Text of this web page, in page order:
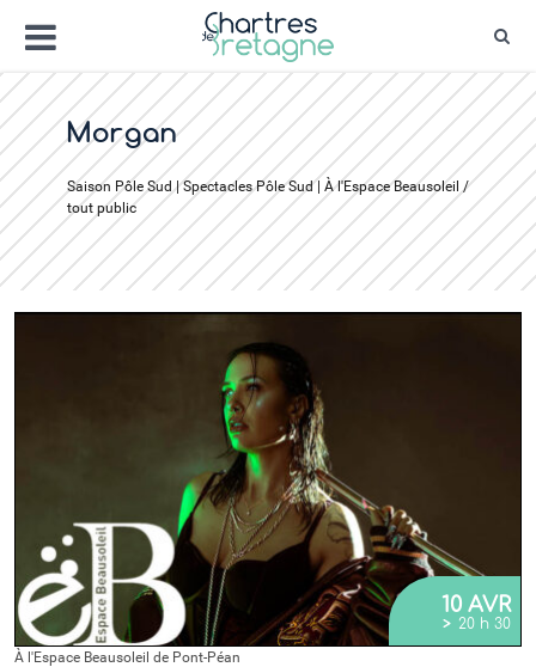
contenu
Menu
Bienvenue sur le site de la ville de
Ville Zéro phyto / 4 fleurs
Morgan
Saison Pôle Sud | Spectacles Pôle Sud | À l'Espace Beausoleil /
tout public
10 AVR
> 20 h 30
À l'Espace Beausoleil de Pont-Péan